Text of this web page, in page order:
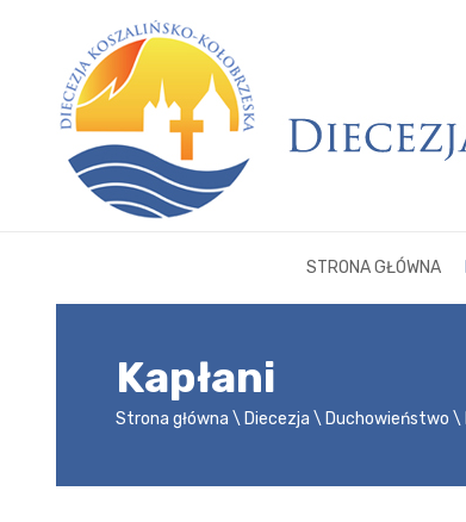
STRONA GŁÓWNA
Kapłani
Strona główna Diecezja Duchowieństwo